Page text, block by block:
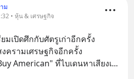
ม
• หุ้น & เศรษฐกิจ
มเปิดศึกกับศัตรูเก่าอีกครั้ง
งครามเศรษฐกิจอีกครั้ง
American" ที่ไบเดนหาเสียงเ